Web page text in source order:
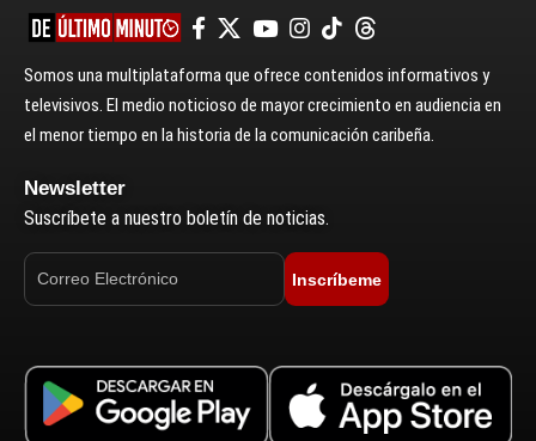
Somos una multiplataforma que ofrece contenidos informativos y
televisivos. El medio noticioso de mayor crecimiento en audiencia en
el menor tiempo en la historia de la comunicación caribeña.
Newsletter
Suscríbete a nuestro boletín de noticias.
Inscríbeme